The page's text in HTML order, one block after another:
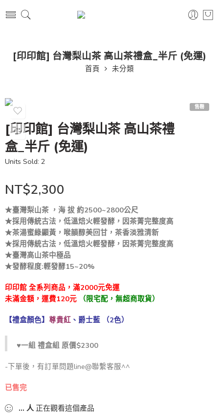
[印印館] 台灣梨山茶 高山茶禮盒_半斤 (免運)
首頁 未分類
售罄
[印印館] 台灣梨山茶 高山茶禮
盒_半斤 (免運)
Units Sold: 2
NT$2,300
★臺灣梨山茶 ，海 拔 約2500~2800公尺
★採用傳統古法，低溫焙火輕發酵，因茶菁完整度高
★茶湯蜜綠顯黃，喉韻醇美回甘，茶香淡雅清新
★採用傳統古法，低溫焙火輕發酵，因茶菁完整度高
★臺灣高山茶中極品
★發酵程度:輕發酵15~20%
印印館 全系列商品，滿2000元免運
未滿金額，運費120元 （限宅配，無超商取貨）
【禮盒顏色】 尊貴紅 、爵士藍 （2色）
♥一組 禮盒組 原價$2300
-下單後，有訂單問題line@聯繫客服^^
已售完
... 人 正在觀看這個產品